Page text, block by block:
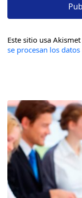
Este sitio usa
se procesan los